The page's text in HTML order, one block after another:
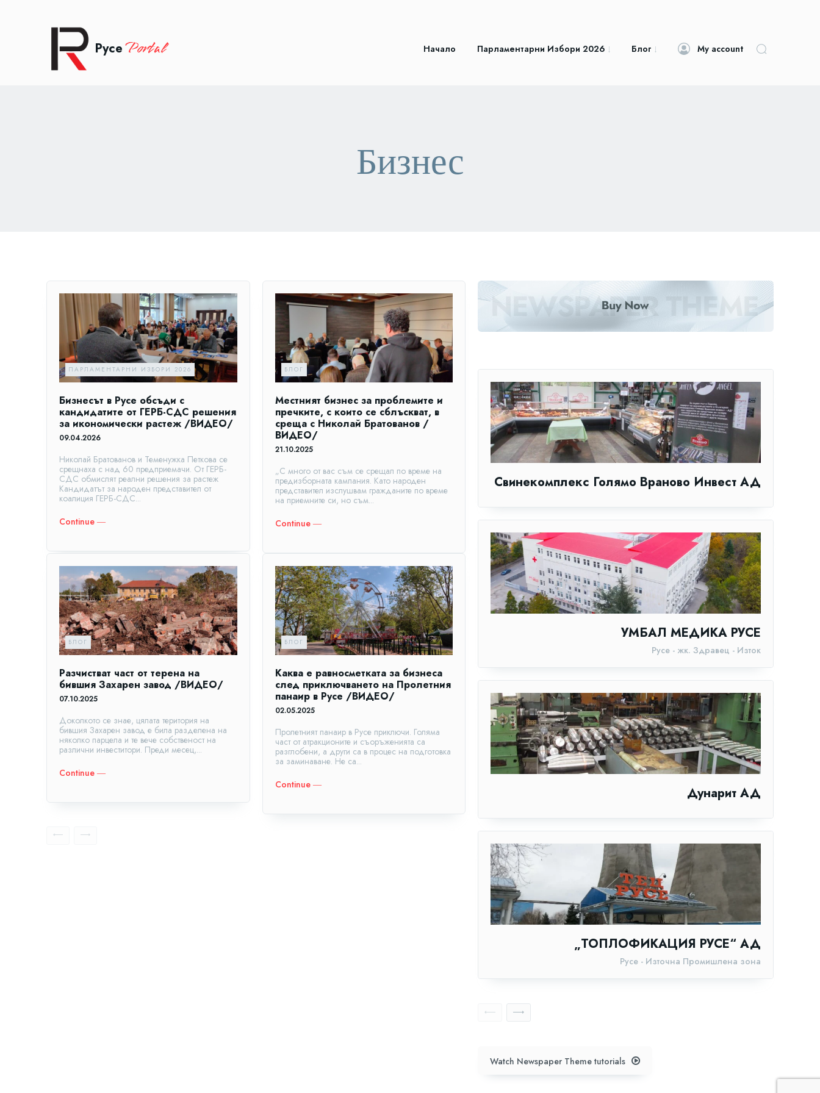
Русе Portal Начало Парламентарни Избори 2026 Блог My account
Бизнес
ПАРЛАМЕНТАРНИ ИЗБОРИ 2026
Бизнесът в Русе обсъди с
кандидатите от ГЕРБ-СДС решения
за икономически растеж /ВИДЕО/
09.04.2026
Николай Братованов и Теменужка Петкова се
срещнаха с над 60 предприемачи. От ГЕРБ-
СДС обмислят реални решения за растеж
Кандидатът за народен представител от
коалиция ГЕРБ-СДС...
Continue ―
БЛОГ
Местният бизнес за проблемите и
пречките, с които се сблъскват, в
среща с Николай Братованов /
ВИДЕО/
21.10.2025
„С много от вас съм се срещал по време на
предизборната кампания. Като народен
представител изслушвам гражданите по време
на приемните си, но съм...
Continue ―
БЛОГ
Разчистват част от терена на
бившия Захарен завод /ВИДЕО/
07.10.2025
Доколкото се знае, цялата територия на
бившия Захарен завод е била разделена на
няколко парцела и те вече собственост на
различни инвеститори. Преди месец,...
Continue ―
БЛОГ
Каква е равносметката за бизнеса
след приключването на Пролетния
панаир в Русе /ВИДЕО/
02.05.2025
Пролетният панаир в Русе приключи. Голяма
част от атракционите и съоръженията са
разглобени, а други са в процес на подготовка
за заминаване. Не са...
Continue ―
Свинекомплекс Голямо Враново Инвест АД
УМБАЛ МЕДИКА РУСЕ
Русе - жк. Здравец - Изток
Дунарит АД
„ТОПЛОФИКАЦИЯ РУСЕ“ АД
Русе - Източна Промишлена зона
Watch Newspaper Theme tutorials